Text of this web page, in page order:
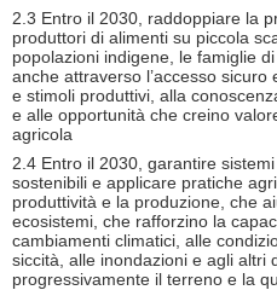
2.3 Entro il 2030, raddoppiare la
produttori di alimenti su piccola
popolazioni indigene, le famiglie
anche attraverso l’accesso
e stimoli produttivi, alla
e alle opportunità che creino
agricola
2.4 Entro il 2030, garantire
sostenibili e applicare pratiche
produttività e la produzione, che
ecosistemi, che rafforzino la
cambiamenti climatici, alle
siccità, alle inondazioni e agli altri
progressivamente il terreno e la